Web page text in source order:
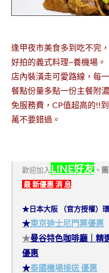
逢甲夜市美食多到吃不完
好拍的義式料理~養機場。
店內裝潢走可愛路線，每
餐點份量多點一份主餐附
免服務費，CP值超高的!!
萬不要錯過。
歡迎加入 LINE好友 、
最 新優惠 消 息
★日本大阪 （官方授權）
★東京迪士尼門票優惠
★曼谷特色咖啡廳｜精
優惠
★泰國機場接送 優惠